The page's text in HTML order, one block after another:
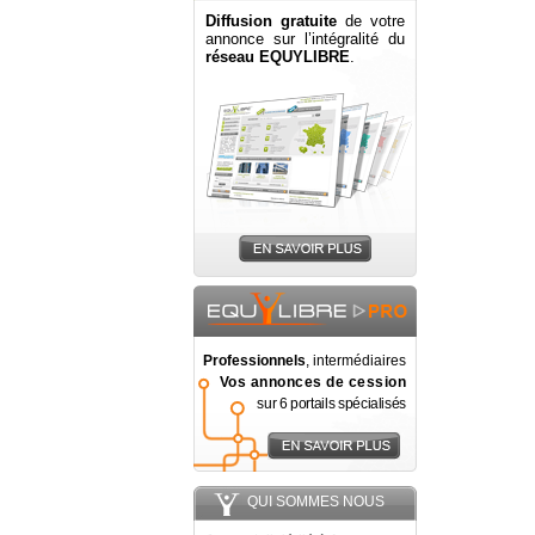
Diffusion gratuite de votre
annonce sur l’intégralité du
réseau EQUYLIBRE.
Professionnels, intermédiaires
Vos annonces de cession
sur 6 portails spécialisés
QUI SOMMES NOUS